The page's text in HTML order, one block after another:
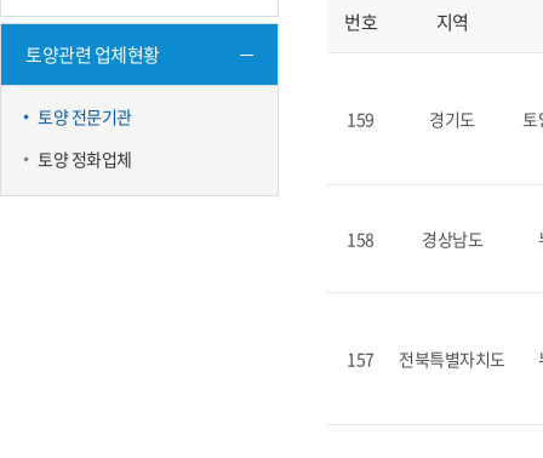
토양관련 업체현황
토양 전문기관
토양 정화업체
번호 지역
159 경기도 토
158 경상남도
157 전북특별자치도